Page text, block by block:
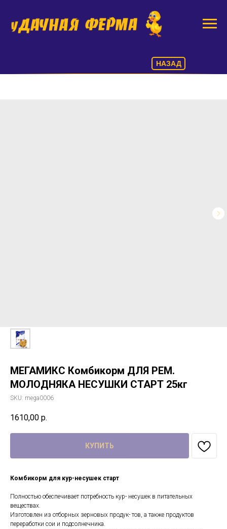
НАЗАД
МЕГАМИКС Комбикорм ДЛЯ РЕМ.
МОЛОДНЯКА НЕСУШКИ СТАРТ 25кг
SKU: mega0006
1610,00 р.
КУПИТЬ
Комбикорм для кур-несушек cтарт
Полностью обеспечивает потребность кур- несушек в питательных
веществах.
Изготовлен из отборных зерновых продук- тов, а также продуктов
переработки сои и подсолнечника.